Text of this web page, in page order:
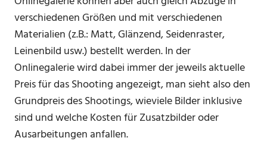
verschiedenen Größen und mit verschiedenen
Materialien (z.B.: Matt, Glänzend, Seidenraster,
Leinenbild usw.) bestellt werden. In der
Onlinegalerie wird dabei immer der jeweils aktuelle
Preis für das Shooting angezeigt, man sieht also den
Grundpreis des Shootings, wieviele Bilder inklusive
sind und welche Kosten für Zusatzbilder oder
Ausarbeitungen anfallen.